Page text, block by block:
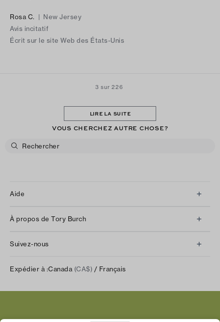
Rosa C. | New Jersey
Avis incitatif
Écrit sur le site Web des États-Unis
3 sur 226
LIRE LA SUITE
VOUS CHERCHEZ AUTRE CHOSE?
Aide
Retours et échanges
Expédition et livraison
À propos de Tory Burch
Carrières
Suivez-nous
Facebook
Expédier à :Canada (CA$) / Français